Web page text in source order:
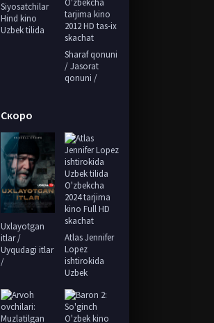
Siyosatchilar
Hind kino
Uzbek tilida
Sharaf qonuni
/ Jasorat
qonuni /
Скоро
Uxlayotgan
itlar /
Uyqudagi itlar
/
Atlas Jennifer
Lopez
ishtirokida
Uzbek